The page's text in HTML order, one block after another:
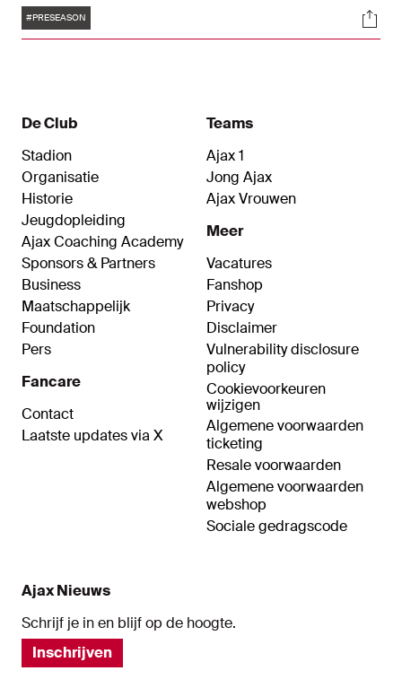
spelers zich scherp voor de goal tijdens een
sessie van elf tegen elf. In de middag hingen de
Tags
#PRESEASON
De Club
Stadion
Organisatie
Historie
Jeugdopleiding
Ajax Coaching Academy
Sponsors & Partners
Business
Maatschappelijk
Foundation
Pers
Fancare
Contact
Laatste updates via X
Teams
Ajax 1
Jong Ajax
Ajax Vrouwen
Meer
Vacatures
Fanshop
Privacy
Disclaimer
Vulnerability disclosure
policy
Cookievoorkeuren
wijzigen
Algemene voorwaarden
ticketing
Resale voorwaarden
Algemene voorwaarden
webshop
Sociale gedragscode
Ajax Nieuws
Schrijf je in en blijf op de hoogte.
Inschrijven